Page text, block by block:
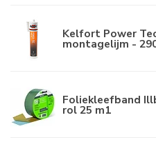
Kelfort Power
montagelijm -
Foliekleefband
rol 25 m1